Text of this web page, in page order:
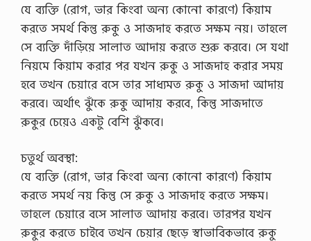
যে ব্যক্তি (রোগ, ভার কিংবা অন্য কোনো কারণে) কিয়াম
করতে সমর্থ কিন্তু রুকু ও সাজদাহ করতে সক্ষম নয়। তাহলে
সে ব্যক্তি দাঁড়িয়ে সালাত আদায় করতে শুরু করবে। সে যথা
নিয়মে কিয়াম করার পর যখন রুকু ও সাজদাহ করার সময়
হবে তখন চেয়ারে বসে তার সাধ্যমত রুকু ও সাজদা আদায়
করবে। অর্থাৎ ঝুঁকে রুকু আদায় করবে, কিন্তু সাজদাতে
রুকুর চেয়েও একটু বেশি ঝুঁকবে।
চতুর্থ অবস্থা:
যে ব্যক্তি (রোগ, ভার কিংবা অন্য কোনো কারণে) কিয়াম
করতে সমর্থ নয় কিন্তু সে রুকু ও সাজদাহ করতে সক্ষম।
তাহলে চেয়ারে বসে সালাত আদায় করবে। তারপর যখন
রুকুর করতে চাইবে তখন চেয়ার ছেড়ে স্বাভাবিকভাবে রুকু